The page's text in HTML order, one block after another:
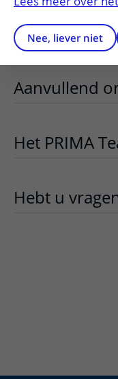
Wat gebeurt
onderzoek?
Aanvullend
Het PRIMA
Hebt u
Nee, liever niet